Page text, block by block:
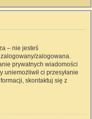
– nie jesteś
zalogowana.
prywatnych wiadomości
uniemożliwił ci przesyłanie
skontaktuj się z